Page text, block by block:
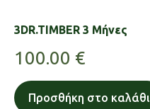
3DR.TIMBER 3 Μήνες
100.00 €
Προσθήκη στο καλάθι